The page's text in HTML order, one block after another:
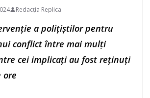
Redacția Replica
a polițiștilor pentru
conflict între mai mulți
cei implicați au fost reținuți
ore